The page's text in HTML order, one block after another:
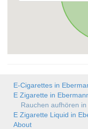
E-Cigarettes in
E Zigarette in
Rauchen aufhören
E Zigarette Liquid in
About